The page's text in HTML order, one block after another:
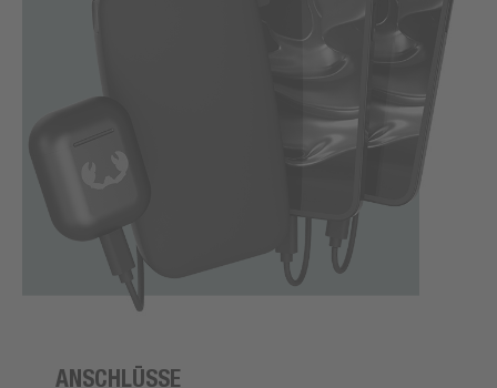
ANSCHLÜSSE